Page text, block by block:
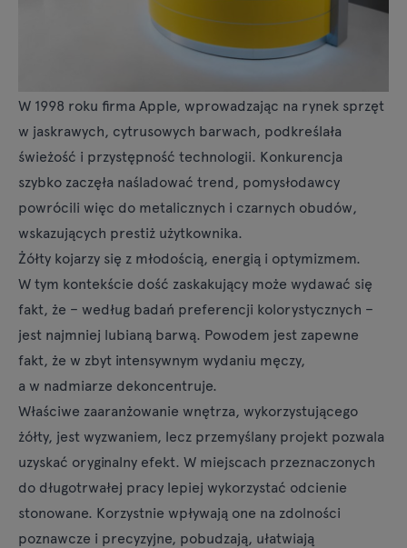
W 1998 roku firma Apple, wprowadzając na rynek sprzęt
w jaskrawych, cytrusowych barwach, podkreślała
świeżość i przystępność technologii. Konkurencja
szybko zaczęła naśladować trend, pomysłodawcy
powrócili więc do metalicznych i czarnych obudów,
wskazujących prestiż użytkownika.
Żółty kojarzy się z młodością, energią i optymizmem.
W tym kontekście dość zaskakujący może wydawać się
fakt, że – według badań preferencji kolorystycznych –
jest najmniej lubianą barwą. Powodem jest zapewne
fakt, że w zbyt intensywnym wydaniu męczy,
a w nadmiarze dekoncentruje.
Właściwe zaaranżowanie wnętrza, wykorzystującego
żółty, jest wyzwaniem, lecz przemyślany projekt pozwala
uzyskać oryginalny efekt. W miejscach przeznaczonych
do długotrwałej pracy lepiej wykorzystać odcienie
stonowane. Korzystnie wpływają one na zdolności
poznawcze i precyzyjne, pobudzają, ułatwiają